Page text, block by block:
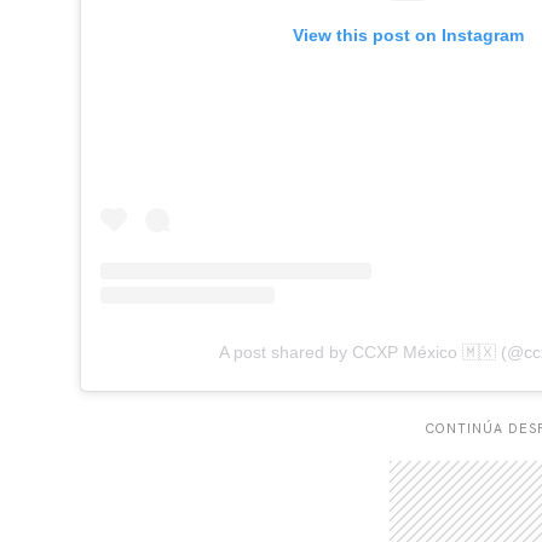
View this post on Instagram
A post shared by CCXP México 🇲🇽
CONTINÚA